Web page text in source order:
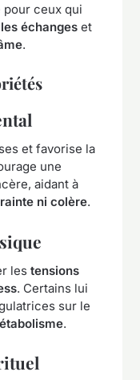
ceux qui
échangeset
.
et favorise la
une
aidant à
ni colère.
les tensions
. Certains lui
sur le
.